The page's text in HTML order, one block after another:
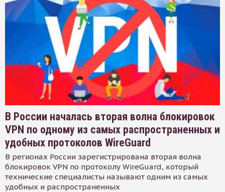
В России началась вторая волна блокировок
VPN по одному из самых распространенных и
удобных протоколов WireGuard
В регионах России зарегистрирована вторая волна
блокировок VPN по протоколу WireGuard, который
технические специалисты называют одним из самых
удобных и распространенных